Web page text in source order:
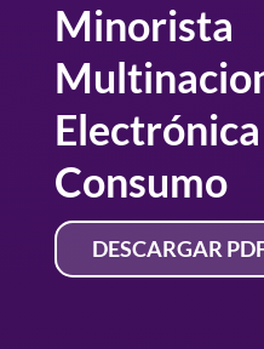
Minorista
Consumo
DESCARGAR